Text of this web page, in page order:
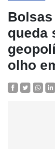
queda
olho